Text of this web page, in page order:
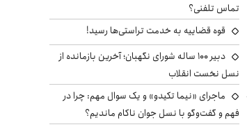
تماس تلفنی؟
قوه قضاییه به خدمت تراستی‌ها رسید!
دبیر ۱۰۰ ساله شورای نگهبان؛ آخرین بازمانده از
نسل نخست انقلاب
ماجرای «نیما تکیدو» و یک سوال مهم: چرا در
فهم و گفت‌وگو با نسل جوان ناکام ماندیم؟